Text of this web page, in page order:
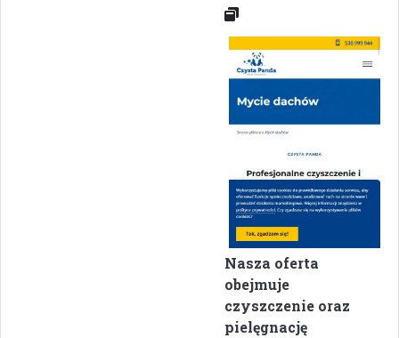
Nasza oferta
obejmuje
czyszczenie oraz
pielęgnację